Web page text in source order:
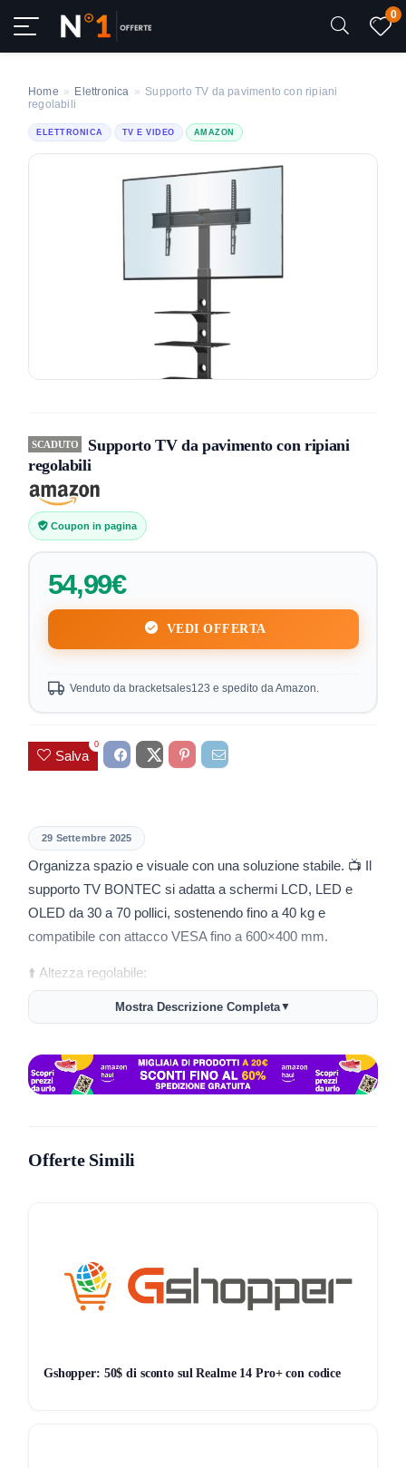
0
Home » Elettronica » Supporto TV da pavimento con ripiani
regolabili
ELETTRONICA TV E VIDEO AMAZON
SCADUTO
Supporto TV da pavimento con ripiani
regolabili
Coupon in pagina
54,99€
VEDI OFFERTA
Venduto da bracketsales123 e spedito da Amazon.
Salva
0
29 Settembre 2025
Organizza spazio e visuale con una soluzione stabile. 📺 Il
supporto TV BONTEC si adatta a schermi LCD, LED e
OLED da 30 a 70 pollici, sostenendo fino a 40 kg e
compatibile con attacco VESA fino a 600×400 mm.
⬆️ Altezza regolabile:
Trovi 6 livelli di regolazione tra colonna centrale e bracci di
montaggio, ideali per adattare la posizione del TV in base ai
🔄 Rotazione girevole:
🗄️ Tre ripiani in vetro temperato:
🖇️ Gestione cavi:
Due clip integrate aiutano a mantenere in ordine i cavi di TV
La base con piedini in gomma protegge il pavimento e offre
Mostra Descrizione Completa▼
Offerte Simili
Gshopper: 50$ di sconto sul Realme 14 Pro+ con codice